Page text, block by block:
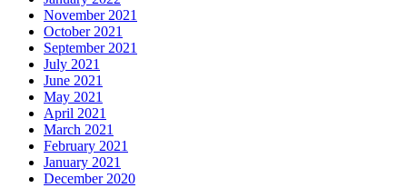
November 2021
October 2021
September 2021
July 2021
June 2021
May 2021
April 2021
March 2021
February 2021
January 2021
December 2020